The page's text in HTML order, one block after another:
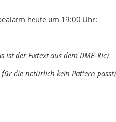
heute um 19:00 Uhr:
ist der Fixtext aus dem DME-Ric)
die natürlich kein Pattern passt)